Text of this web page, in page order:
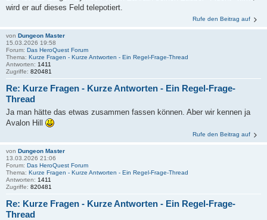
wird er auf dieses Feld telepotiert.
Rufe den Beitrag auf
von Dungeon Master
15.03.2026 19:58
Forum: Das HeroQuest Forum
Thema: Kurze Fragen - Kurze Antworten - Ein Regel-Frage-Thread
Antworten: 1411
Zugriffe: 820481
Re: Kurze Fragen - Kurze Antworten - Ein Regel-Frage-
Thread
Ja man hätte das etwas zusammen fassen können. Aber wir kennen ja
Avalon Hill
Rufe den Beitrag auf
von Dungeon Master
13.03.2026 21:06
Forum: Das HeroQuest Forum
Thema: Kurze Fragen - Kurze Antworten - Ein Regel-Frage-Thread
Antworten: 1411
Zugriffe: 820481
Re: Kurze Fragen - Kurze Antworten - Ein Regel-Frage-
Thread